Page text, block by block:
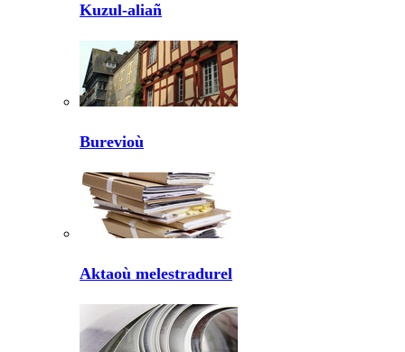
Kuzul-aliañ
Burevioù
Aktaoù melestradurel